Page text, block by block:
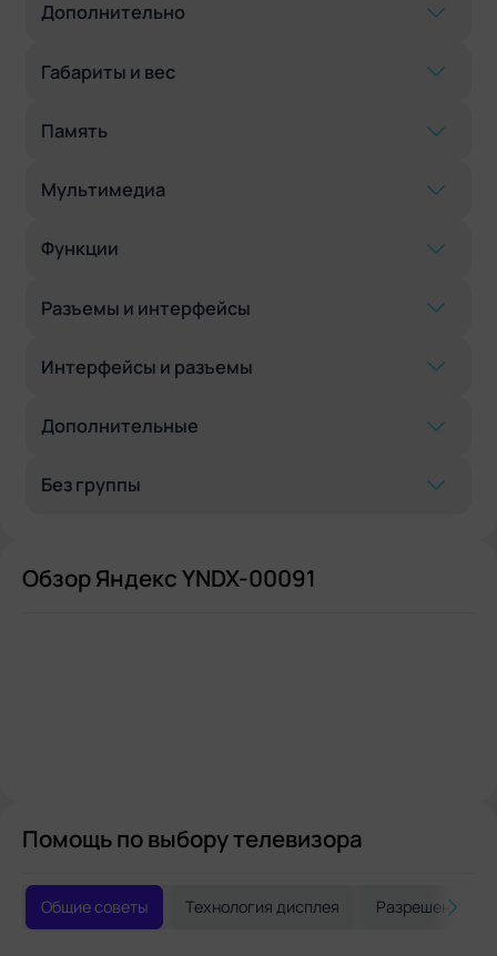
Дополнительно
Габариты и вес
Память
Мультимедиа
Функции
Разъемы и интерфейсы
Интерфейсы и разъемы
Дополнительные
Без группы
Обзор Яндекс YNDX-00091
Помощь по выбору телевизора
Общие советы Технология дисплея Разрешение и